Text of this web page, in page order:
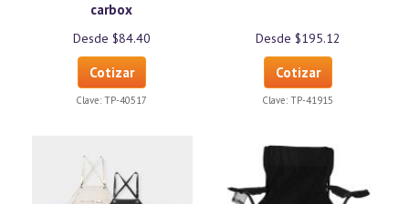
carbox
Desde $84.40
Cotizar
Clave: TP-40517
Desde $195.12
Cotizar
Clave: TP-41915